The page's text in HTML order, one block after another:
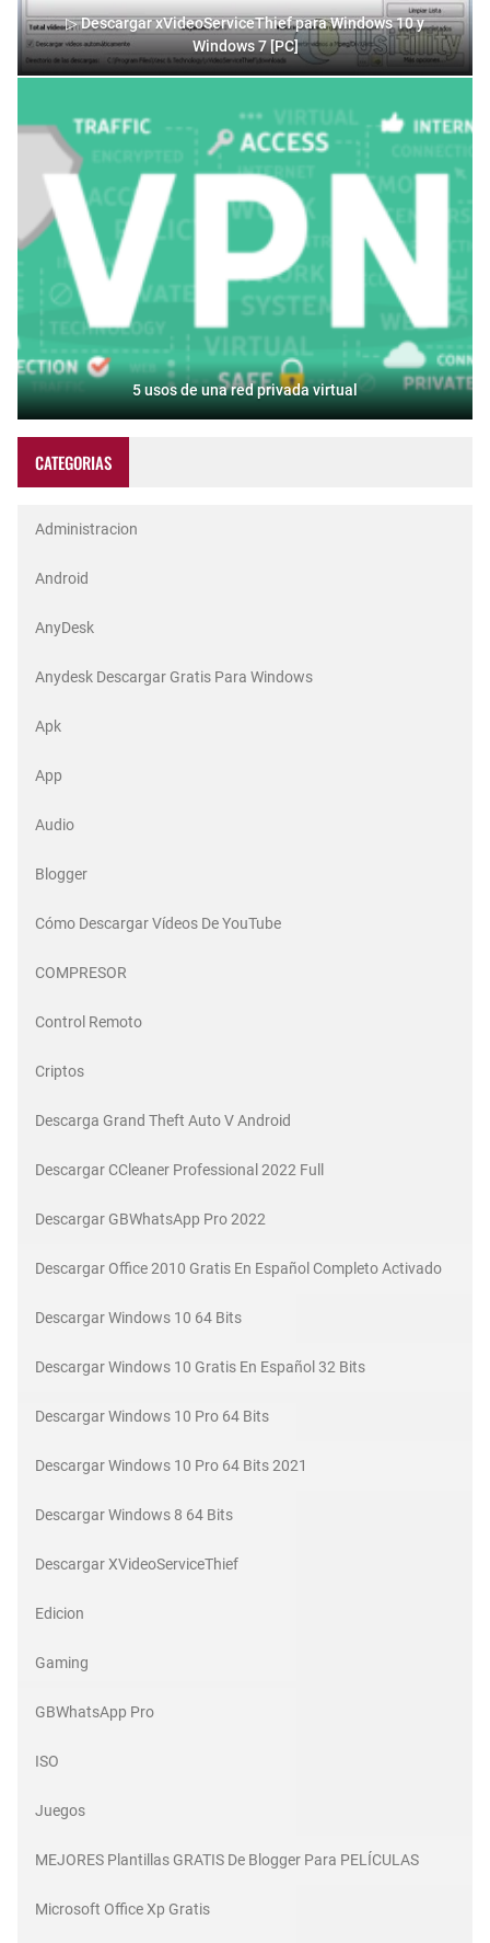
▷ Descargar xVideoServiceThief para Windows 10 y
Windows 7 [PC]
5 usos de una red privada virtual
CATEGORIAS
Administracion
Android
AnyDesk
Anydesk Descargar Gratis Para Windows
Apk
App
Audio
Blogger
Cómo Descargar Vídeos De YouTube
COMPRESOR
Control Remoto
Criptos
Descarga Grand Theft Auto V Android
Descargar CCleaner Professional 2022 Full
Descargar GBWhatsApp Pro 2022
Descargar Office 2010 Gratis En Español Completo Activado
Descargar Windows 10 64 Bits
Descargar Windows 10 Gratis En Español 32 Bits
Descargar Windows 10 Pro 64 Bits
Descargar Windows 10 Pro 64 Bits 2021
Descargar Windows 8 64 Bits
Descargar XVideoServiceThief
Edicion
Gaming
GBWhatsApp Pro
ISO
Juegos
MEJORES Plantillas GRATIS De Blogger Para PELÍCULAS
Microsoft Office Xp Gratis